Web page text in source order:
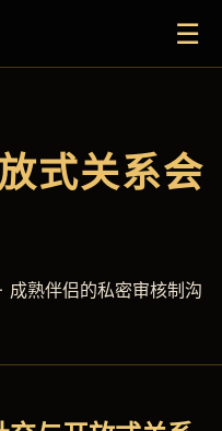
☰
式关系会
成熟伴侣的私密审核制沟